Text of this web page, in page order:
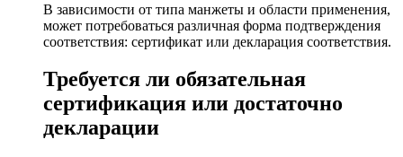
В зависимости от типа манжеты и области применения,
может потребоваться различная форма подтверждения
соответствия: сертификат или декларация соответствия.
Требуется ли обязательная
сертификация или достаточно
декларации